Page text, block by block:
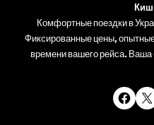
Комфортные поездки в
Фиксированные цены,
времени вашего рейса. Ваша
Facebook X